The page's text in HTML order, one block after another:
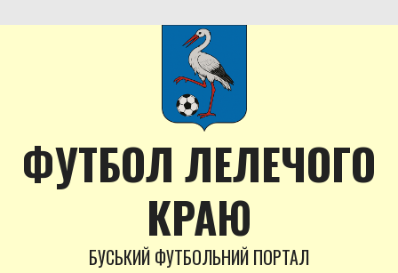
to
ФУТБОЛ ЛЕЛЕЧОГО
КРАЮ
БУСЬКИЙ ФУТБОЛЬНИЙ ПОРТАЛ